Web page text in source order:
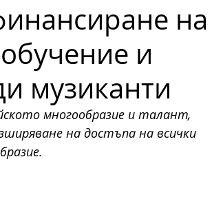
на
и
музиканти
многообразие и талант,
на достъпа на всички